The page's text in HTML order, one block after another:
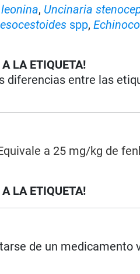
, Uncinaria
spp,
A LA ETIQUETA!
diferencias entre las
a 25 mg/kg de
A LA ETIQUETA!
de un medicamento